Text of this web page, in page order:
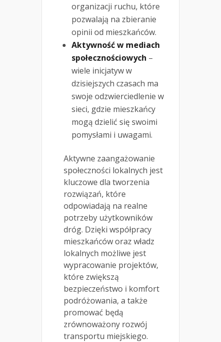
organizacji ruchu, które
pozwalają na zbieranie
opinii od mieszkańców.
Aktywność w mediach
społecznościowych –
wiele inicjatyw w
dzisiejszych czasach ma
swoje odzwierciedlenie w
sieci, gdzie mieszkańcy
mogą dzielić się swoimi
pomysłami i uwagami.
Aktywne zaangażowanie
społeczności lokalnych jest
kluczowe dla tworzenia
rozwiązań, które
odpowiadają na realne
potrzeby użytkowników
dróg. Dzięki współpracy
mieszkańców oraz władz
lokalnych możliwe jest
wypracowanie projektów,
które zwiększą
bezpieczeństwo i komfort
podróżowania, a także
promować będą
zrównoważony rozwój
transportu miejskiego.